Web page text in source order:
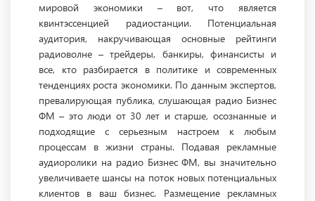
мировой экономики – вот, что является
квинтэссенцией радиостанции. Потенциальная
аудитория, накручивающая основные рейтинги
радиоволне – трейдеры, банкиры, финансисты и
все, кто разбирается в политике и современных
тенденциях роста экономики. По данным экспертов,
превалирующая публика, слушающая радио Бизнес
ФМ – это люди от 30 лет и старше, осознанные и
подходящие с серьезным настроем к любым
процессам в жизни страны. Подавая рекламные
аудиоролики на радио Бизнес ФМ, вы значительно
увеличиваете шансы на поток новых потенциальных
клиентов в ваш бизнес. Размещение рекламных